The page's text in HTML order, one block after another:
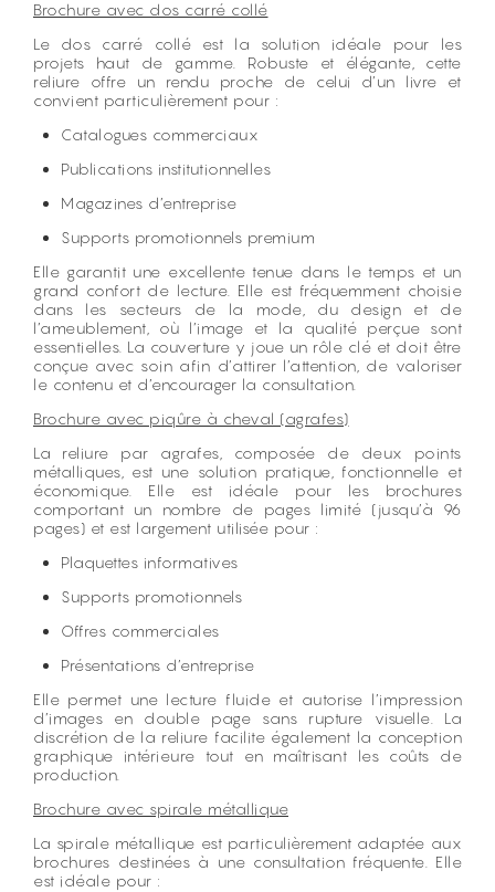
Brochure avec dos carré collé
Le dos carré collé est la solution idéale pour les
projets haut de gamme. Robuste et élégante, cette
reliure offre un rendu proche de celui d’un livre et
convient particulièrement pour :
Catalogues commerciaux
Publications institutionnelles
Magazines d’entreprise
Supports promotionnels premium
Elle garantit une excellente tenue dans le temps et un
grand confort de lecture. Elle est fréquemment choisie
dans les secteurs de la mode, du design et de
l’ameublement, où l’image et la qualité perçue sont
essentielles. La couverture y joue un rôle clé et doit être
conçue avec soin afin d’attirer l’attention, de valoriser
le contenu et d’encourager la consultation.
Brochure avec piqûre à cheval (agrafes)
La reliure par agrafes, composée de deux points
métalliques, est une solution pratique, fonctionnelle et
économique. Elle est idéale pour les brochures
comportant un nombre de pages limité (jusqu’à 96
pages) et est largement utilisée pour :
Plaquettes informatives
Supports promotionnels
Offres commerciales
Présentations d’entreprise
Elle permet une lecture fluide et autorise l’impression
d’images en double page sans rupture visuelle. La
discrétion de la reliure facilite également la conception
graphique intérieure tout en maîtrisant les coûts de
production.
Brochure avec spirale métallique
La spirale métallique est particulièrement adaptée aux
brochures destinées à une consultation fréquente. Elle
est idéale pour :